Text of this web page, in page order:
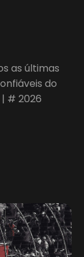
as últimas
do
# 2026